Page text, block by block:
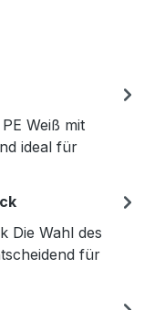
Weiß mit
ideal für
Die Wahl des
für